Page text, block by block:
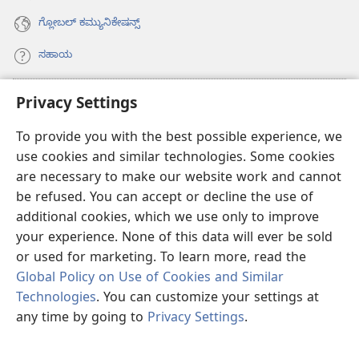
Privacy Settings
To provide you with the best possible experience, we
use cookies and similar technologies. Some cookies
are necessary to make our website work and cannot
be refused. You can accept or decline the use of
additional cookies, which we use only to improve
your experience. None of this data will ever be sold
or used for marketing. To learn more, read the
Global Policy on Use of Cookies and Similar
Technologies. You can customize your settings at
any time by going to Privacy Settings.
ಗ್ಲೋಬಲ್‌ ಕಮ್ಯುನಿಕೇಷನ್ಸ್‌
ಸಹಾಯ
ಕಾಣಿಕೆಗಳು
(opens
window)ವಾಚ್‌ಟವರ್‌ ಆನ್‌ಲೈನ್‌ ಲೈಬ್ರರಿ
(opens
new
window)
®
(opens
new
JW ಲೈಬ್ರರಿಆ್ಯಪ್‌
Copyright© 2026 Watch Tower Bible and Tract Society of Pennsylvania.